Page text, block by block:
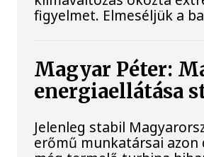
figyelmet. Elmeséljük a
Magyar Péter:
energiaellátása
Jelenleg stabil
erőmű munkatársai